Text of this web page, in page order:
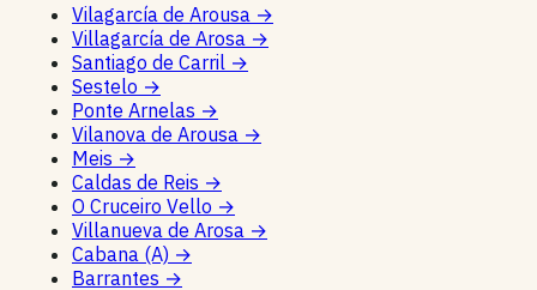
Vilagarcía de Arousa →
Villagarcía de Arosa →
Santiago de Carril →
Sestelo →
Ponte Arnelas →
Vilanova de Arousa →
Meis →
Caldas de Reis →
O Cruceiro Vello →
Villanueva de Arosa →
Cabana (A) →
Barrantes →